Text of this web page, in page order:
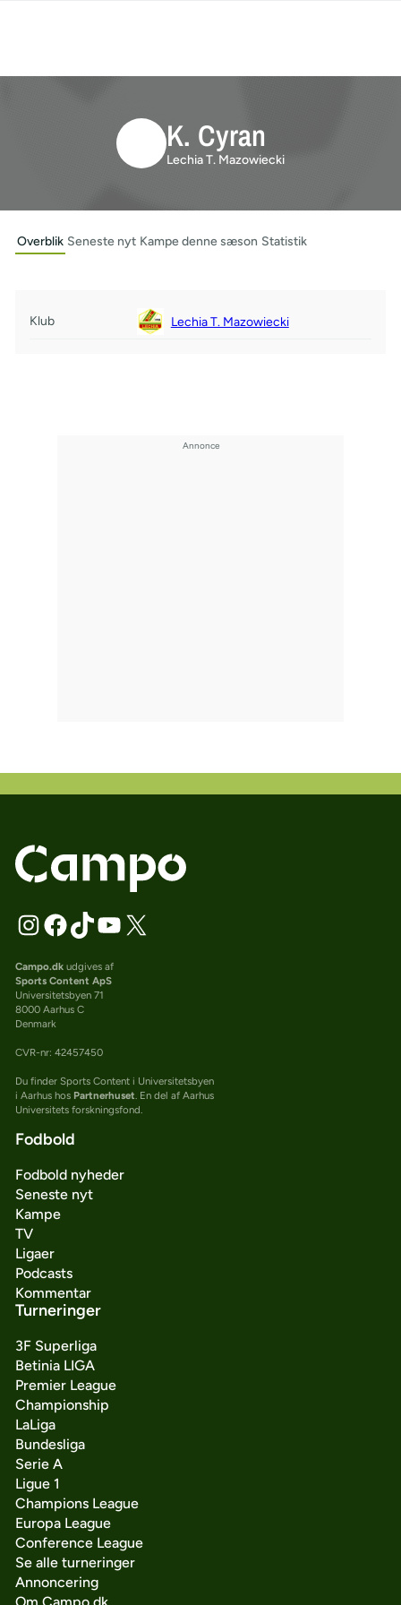
K. Cyran
Lechia T. Mazowiecki
Overblik Seneste nyt Kampe denne sæson Statistik
Klub Lechia T. Mazowiecki
Campo.dkudgives af
Sports Content ApS
Universitetsbyen 71
8000 Aarhus C
Denmark
CVR-nr: 42457450
Du finder Sports Content i Universitetsbyen
i Aarhus hos Partnerhuset. En del af Aarhus
Universitets forskningsfond.
Fodbold
Fodbold nyheder
Seneste nyt
Kampe
TV
Ligaer
Podcasts
Kommentar
Turneringer
3F Superliga
Betinia LIGA
Premier League
Championship
LaLiga
Bundesliga
Serie A
Ligue 1
Champions League
Europa League
Conference League
Se alle turneringer
Annoncering